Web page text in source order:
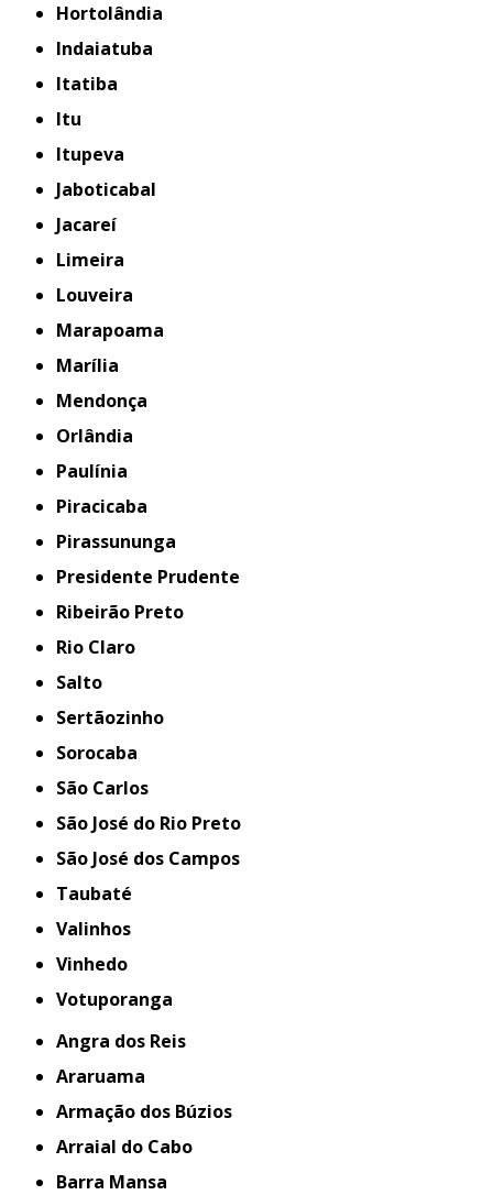
Hortolândia
Indaiatuba
Itatiba
Itu
Itupeva
Jaboticabal
Jacareí
Limeira
Louveira
Marapoama
Marília
Mendonça
Orlândia
Paulínia
Piracicaba
Pirassununga
Presidente Prudente
Ribeirão Preto
Rio Claro
Salto
Sertãozinho
Sorocaba
São Carlos
São José do Rio Preto
São José dos Campos
Taubaté
Valinhos
Vinhedo
Votuporanga
Angra dos Reis
Araruama
Armação dos Búzios
Arraial do Cabo
Barra Mansa